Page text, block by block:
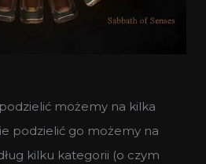
możemy na kilka
podzielić go możemy na
kilku kategorii (o czym